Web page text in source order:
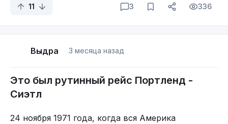
В юном возрасте Абрахам-Луи
мастерству и творческому гению Абрахам-Луи
Перреле заработал прочную репутацию в Ле-
большим спросом.
революционный механизм карманных часов,
11 3 336
Выдра 3 месяца назад
Это был рутинный рейс Портленд -
Сиэтл
24 ноября 1971 года, когда вся Америка